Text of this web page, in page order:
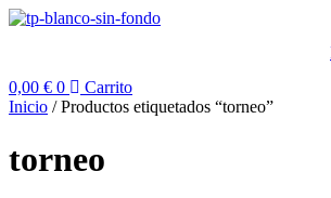
Ir
0,00 € 0
Carrito
Inicio / Productos etiquetados “torneo”
torneo